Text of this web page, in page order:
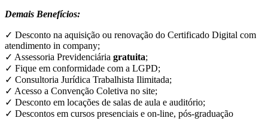
Demais Benefícios:
✓ Desconto na aquisição ou renovação do Certificado Digital com
atendimento in company;
✓ Assessoria Previdenciária gratuita;
✓ Fique em conformidade com a LGPD;
✓ Consultoria Jurídica Trabalhista Ilimitada;
✓ Acesso a Convenção Coletiva no site;
✓ Desconto em locações de salas de aula e auditório;
✓ Descontos em cursos presenciais e on-line, pós-graduação